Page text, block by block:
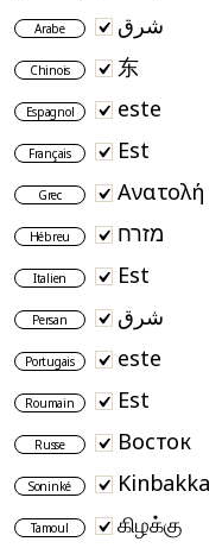
Arabe شرق
Chinois 东
Espagnol este
Français Est
Grec Ανατολή
Hébreu מזרח
Italien Est
Persan شرق
Portugais este
Roumain Est
Russe Bосток
Soninké Kinbakka
Tamoul கிழக்கு